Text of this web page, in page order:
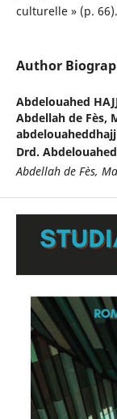
culturelle » (p. 66).
Author
Abdelouahed
Abdellah de Fès,
Drd.
Abdellah de Fès,